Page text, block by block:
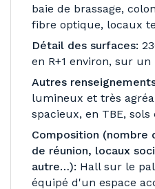
baie de brassage,
fibre optique, locaux
Détail des surfaces:
en R+1 environ, sur
Autres
lumineux et très
spacieux, en TBE, sols
Composition (nombre
de réunion, locaux
autre…): Hall sur le
équipé d'un espace